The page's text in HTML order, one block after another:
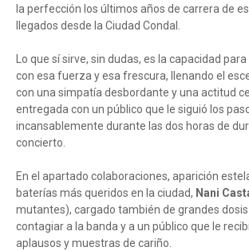
la perfección los últimos años de carrera de
llegados desde la Ciudad Condal.
Lo que sí sirve, sin dudas, es la capacidad
con esa fuerza y esa frescura, llenando el
con una simpatía desbordante y una actitud
entregada con un público que le siguió los
incansablemente durante las dos horas de
concierto.
En el apartado colaboraciones, aparición
baterías más queridos en la ciudad, Nani
mutantes), cargado también de grandes
contagiar a la banda y a un público que le
aplausos y muestras de cariño.